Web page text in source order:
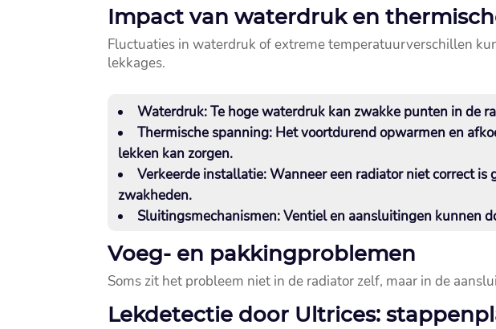
Impact van waterdruk en
Fluctuaties in waterdruk of extreme temperatuurverschillen
lekkages.​
Waterdruk:Te hoge waterdruk kan zwakke punten in de
Thermische spanning: Het voortdurend opwarmen en
lekken kan zorgen.​
Verkeerde installatie:Wanneer een radiator niet correct is
zwakheden.​
Sluitingsmechanismen:Ventiel en aansluitingen kunnen
Voeg- en pakkingproblemen
Soms zit het probleem niet in de radiator zelf, maar in de
Lekdetectie door Ultrices: